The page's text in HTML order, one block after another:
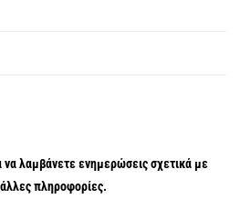
λαμβάνετε ενημερώσεις σχετικά με
πληροφορίες.